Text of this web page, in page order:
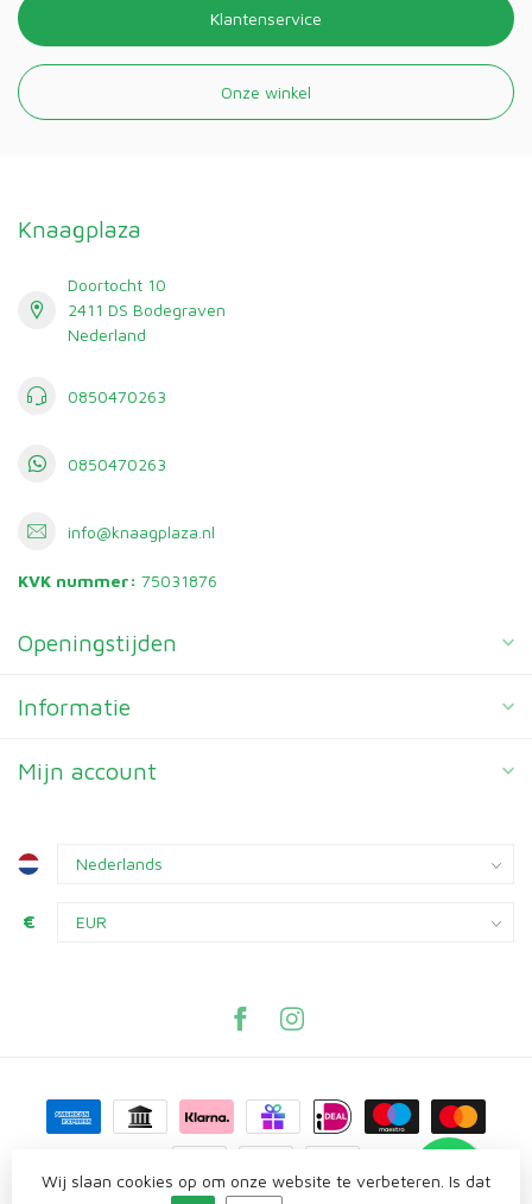
Klantenservice
Onze winkel
Knaagplaza
Doortocht 10
2411 DS Bodegraven
Nederland
0850470263
0850470263
info@knaagplaza.nl
KVK nummer: 75031876
Openingstijden
Informatie
Mijn account
€
Wij slaan cookies op om onze website te verbeteren. Is dat